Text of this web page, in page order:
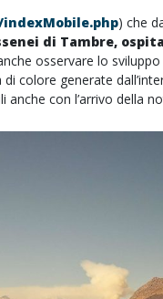
) che
di Tambre,
osservare lo
colore generate
anche con l’arrivo della